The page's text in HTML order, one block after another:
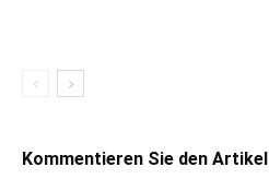
Kommentieren Sie den Artikel